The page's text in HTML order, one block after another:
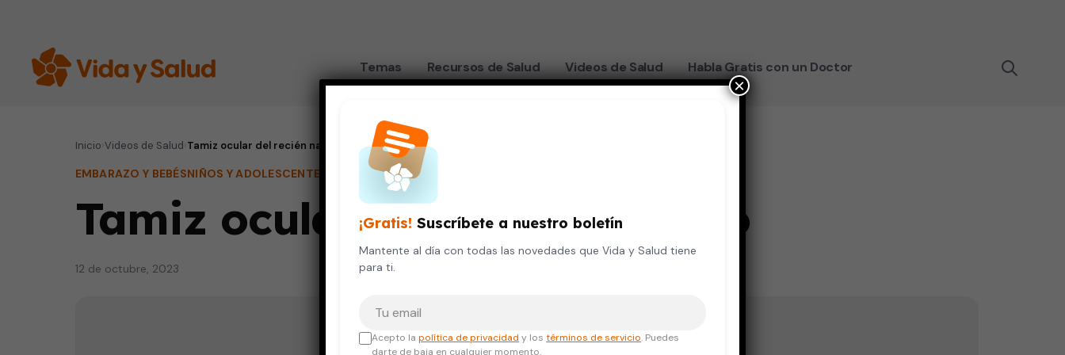
Temas Recursos de Salud Videos de Salud Habla Gratis con un Doctor
Inicio Videos de Salud Tamiz ocular del recién nacido
EMBARAZO Y BEBÉSNIÑOS Y ADOLESCENTES VIDA SALUDABLE
Tamiz ocular del recién nacido
12 de octubre, 2023
¡Gratis! Suscríbete a nuestro boletín
Mantente al día con todas las novedades que Vida y Salud tiene
para ti.
Acepto lapolítica de privacidad y lostérminos de servicio. Puedes
darte de baja en cualquier momento.
×